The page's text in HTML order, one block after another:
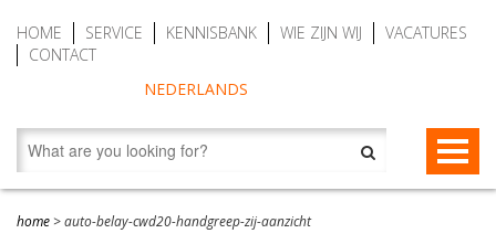
HOME SERVICE KENNISBANK WIE ZIJN WIJ
VACATURES
CONTACT
NEDERLANDS
VALBEVEILIGING
home >auto-belay-cwd20-handgreep-zij-aanzicht